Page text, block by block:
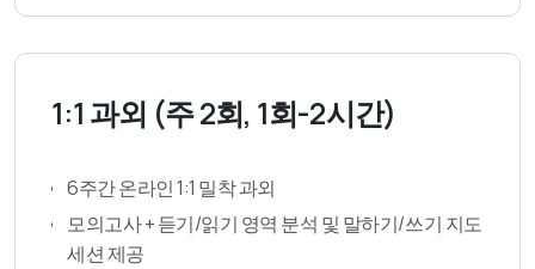
1:1 과외 (주 2회, 1회-2시간)
6주간 온라인 1:1 밀착 과외
모의고사 + 듣기/읽기 영역 분석 및 말하기/쓰기 지도
세션 제공